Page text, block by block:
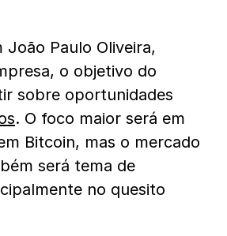
João Paulo Oliveira,
o objetivo do
sobre oportunidades
. O foco maior será em
Bitcoin, mas o mercado
será tema de
no quesito